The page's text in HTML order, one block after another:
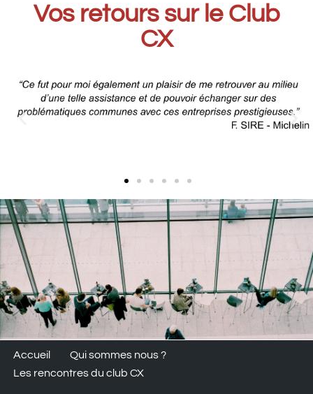
Vos retours sur le Club
CX
Accueil
Qui sommes nous ?
Les rencontres du club CX